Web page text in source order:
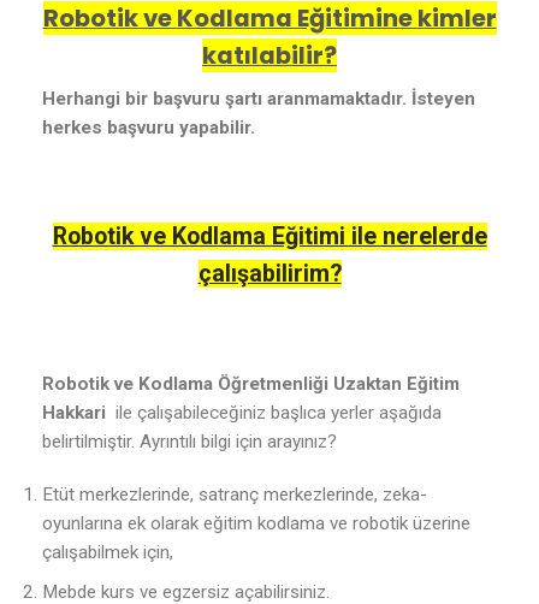
Robotik ve Kodlama Eğitimine kimler
katılabilir?
Herhangi bir başvuru şartı aranmamaktadır. İsteyen
herkes başvuru yapabilir.
Robotik ve Kodlama Eğitimi ile nerelerde
çalışabilirim?
Robotik ve Kodlama Öğretmenliği Uzaktan Eğitim
Hakkari ile çalışabileceğiniz başlıca yerler aşağıda
belirtilmiştir. Ayrıntılı bilgi için arayınız?
Etüt merkezlerinde, satranç merkezlerinde, zeka-
oyunlarına ek olarak eğitim kodlama ve robotik üzerine
çalışabilmek için,
Mebde kurs ve egzersiz açabilirsiniz.